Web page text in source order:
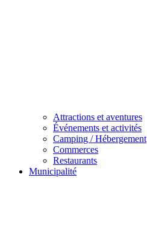
Attractions et aventures
Événements et activités
Camping / Hébergement
Commerces
Restaurants
Municipalité